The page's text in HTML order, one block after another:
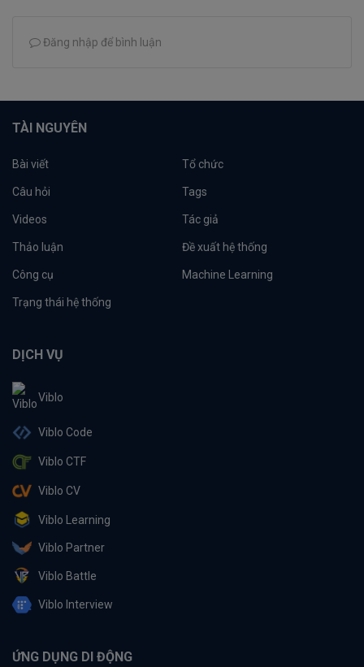
Đăng nhập để bình luận
TÀI NGUYÊN
Bài viết Tổ chức
Câu hỏi Tags
Videos Tác giả
Thảo luận Đề xuất hệ thống
Công cụ Machine Learning
Trạng thái hệ thống
DỊCH VỤ
Viblo
Viblo Code
Viblo CTF
Viblo CV
Viblo Learning
Viblo Partner
Viblo Battle
Viblo Interview
ỨNG DỤNG DI ĐỘNG